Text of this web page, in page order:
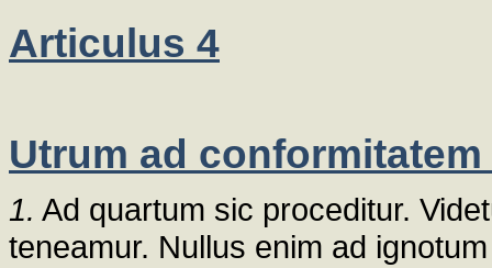
Articulus 4
Utrum ad
1. Ad quartum sic proceditur.
teneamur. Nullus enim ad